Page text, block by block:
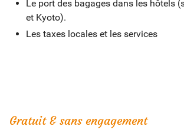
Kurashiki / Himeji / Kyoto
220 km
château[triangle], chef-d’œuvre
Le port des bagages dans les hôtels
et Kyoto).
Les taxes locales et les services
Gratuit & sans engagement